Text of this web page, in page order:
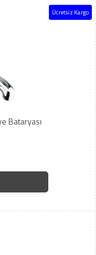
Ücretsiz Kargo
Bataryası